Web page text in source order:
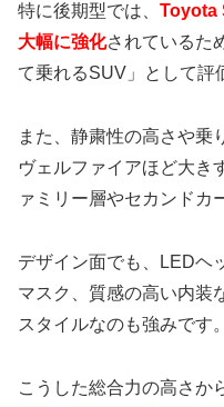
特に後期型では、 Toyota
大幅に強化されているた
て乗れるSUV」として評
また、静粛性の高さや乗
ヴェルファイアほど大き
ァミリー層やセカンドカ
デザイン面でも、LEDヘ
マスク、質感の高い内装
スタイルなのも強みです。
こうした総合力の高さか